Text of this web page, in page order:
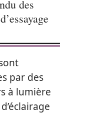
des
par des
à lumière